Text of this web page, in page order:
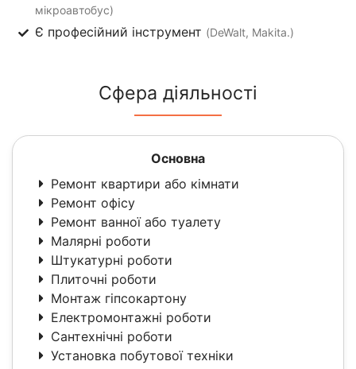
мікроавтобус)
Є професійний інструмент (DeWalt, Makita.)
Сфера діяльності
Основна
Ремонт квартири або кімнати
Ремонт офісу
Ремонт ванної або туалету
Малярні роботи
Штукатурні роботи
Плиточні роботи
Монтаж гіпсокартону
Електромонтажні роботи
Сантехнічні роботи
Установка побутової техніки